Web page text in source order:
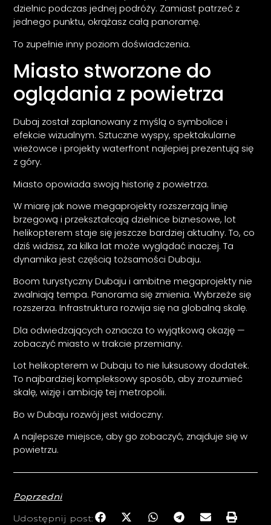
dzielnic podczas jednej podróży. Zamiast patrzeć z
jednego punktu, okrążasz całą panoramę.
To zupełnie inny poziom doświadczenia.
Miasto stworzone do
oglądania z powietrza
Dubaj został zaplanowany z myślą o symbolice i
efekcie wizualnym. Sztuczne wyspy, spektakularne
wieżowce i projekty waterfront najlepiej prezentują się
z góry.
Miasto opowiada swoją historię z powietrza.
W miarę jak nowe megaprojekty rozszerzają linię
brzegową i przekształcają dzielnice biznesowe, lot
helikopterem staje się jeszcze bardziej aktualny. To, co
dziś widzisz, za kilka lat może wyglądać inaczej. Ta
dynamika jest częścią tożsamości Dubaju.
Boom turystyczny Dubaju i ambitne megaprojekty nie
zwalniają tempa. Panorama się zmienia. Wybrzeże się
rozszerza. Infrastruktura rozwija się na globalną skalę.
Dla odwiedzających oznacza to wyjątkową okazję —
zobaczyć miasto w trakcie przemiany.
Lot helikopterem w Dubaju to nie luksusowy dodatek.
To najbardziej kompleksowy sposób, aby zrozumieć
skalę, wizję i ambicję tej metropolii.
Bo w Dubaju rozwój jest widoczny.
A najlepsze miejsce, aby go zobaczyć, znajduje się w
powietrzu.
Poprzedni
Udostępnij post: